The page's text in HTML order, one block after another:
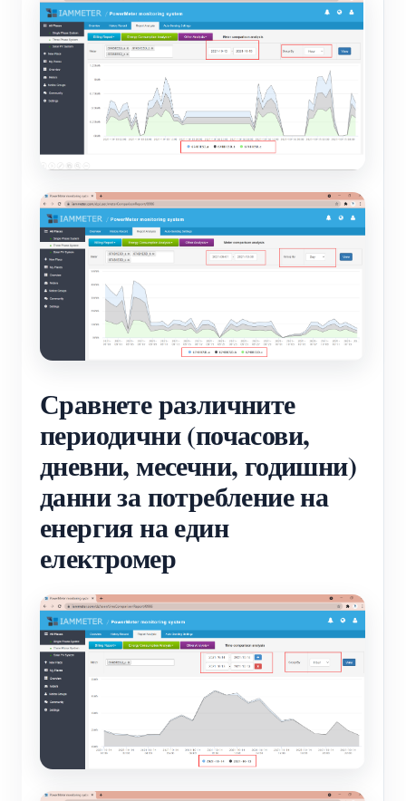
Сравнете различните
периодични (почасови,
дневни, месечни, годишни)
данни за потребление на
енергия на един
електромер